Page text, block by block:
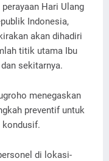
Hari Ulang
Indonesia,
akan dihadiri
titik utama Ibu
sekitarnya.
menegaskan
preventif untuk
kondusif.
di lokasi-